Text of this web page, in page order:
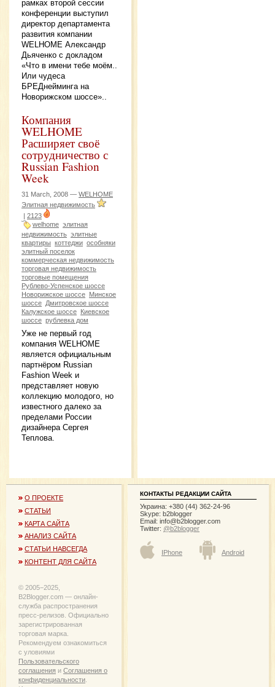
рамках второй сессии
конференции выступил
директор департамента
развития компании
WELHOME Александр
Дьяченко с докладом
«Что в имени тебе моём..
Или чудеса
БРЕДнейминга на
Новорижском шоссе»..
Компания
WELHOME
Расширяет своё
сотрудничество с
Russian Fashion
Week
31 March, 2008 — WELHOME
Элитная недвижимость
| 2123
welhome элитная
недвижимость элитные
квартиры коттеджи особняки
элитный поселок
коммерческая недвижимость
торговая недвижимость
торговые помещения
Рублево-Успенское шоссе
Новорижское шоссе Минское
шоссе Дмитровское шоссе
Калужское шоссе Киевское
шоссе рублевка дом
Уже не первый год
компания WELHOME
является официальным
партнёром Russian
Fashion Week и
представляет новую
коллекцию молодого, но
известного далеко за
пределами России
дизайнера Сергея
Теплова.
О ПРОЕКТЕ
СТАТЬИ
КАРТА САЙТА
АНАЛИЗ САЙТА
СТАТЬИ НАВСЕГДА
КОНТЕНТ ДЛЯ САЙТА
© 2005−2025,
B2Blogger.com — онлайн-
служба распространения
пресс-релизов. Официально
зарегистрированная
торговая марка.
Рекомендуем ознакомиться
с уловиями
Пользовательского
соглашения и Соглашения о
конфиденциальности
КОНТАКТЫ РЕДАКЦИИ САЙТА
Украина: +380 (44) 362-24-96
Skype: b2blogger
Email: info@b2blogger.com
Twitter: @b2blogger
IPhone Android